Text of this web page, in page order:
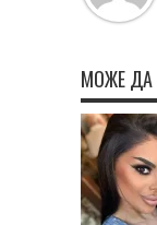
МОЖЕ ДА